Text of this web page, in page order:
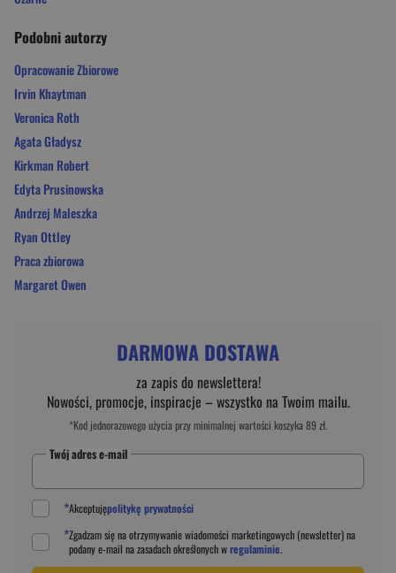
Podobni autorzy
Opracowanie Zbiorowe
Irvin Khaytman
Veronica Roth
Agata Gładysz
Kirkman Robert
Edyta Prusinowska
Andrzej Maleszka
Ryan Ottley
Praca zbiorowa
Margaret Owen
DARMOWA DOSTAWA
za zapis do newslettera!
Nowości, promocje, inspiracje – wszystko na Twoim mailu.
*Kod jednorazowego użycia przy minimalnej wartości koszyka 89 zł.
Twój adres e-mail
*Akceptujępolitykę prywatności
*Zgadzam się na otrzymywanie wiadomości marketingowych (newsletter) na
podanye-mail na zasadach określonych wregulaminie.